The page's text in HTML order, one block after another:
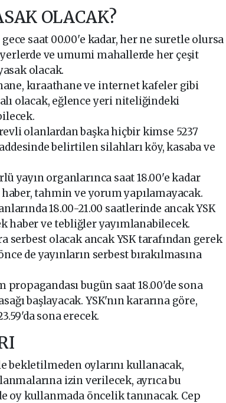
OLACAK?
saat 00.00'e kadar, her ne suretle olursa
ve umumi mahallerde her çeşit
olacak.
kıraathane ve internet kafeler gibi
olacak, eğlence yeri niteliğindeki
olanlardan başka hiçbir kimse 5237
belirtilen silahları köy, kasaba ve
yayın organlarınca saat 18.00'e kadar
tahmin ve yorum yapılamayacak.
18.00-21.00 saatlerinde ancak YSK
haber ve tebliğler yayımlanabilecek.
serbest olacak ancak YSK tarafından gerek
de yayınların serbest bırakılmasına
bugün saat 18.00'de sona
başlayacak. YSK'nın kararına göre,
sona erecek.
bekletilmeden oylarını kullanacak,
izin verilecek, ayrıca bu
oy kullanmada öncelik tanınacak. Cep